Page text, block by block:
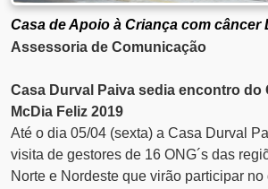
Casa de Apoio à Criança com câncer
Assessoria de Comunicação
Casa Durval Paiva sedia encontro do
McDia Feliz 2019
Até o dia 05/04 (sexta) a Casa Durval
visita de gestores de 16 ONG´s das
Norte e Nordeste que virão participar